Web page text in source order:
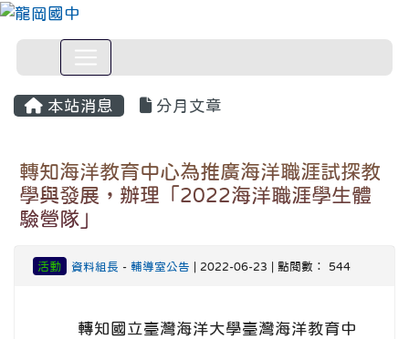
本站消息 分月文章
轉知海洋教育中心為推廣海洋職涯試探教
學與發展，辦理「2022海洋職涯學生體
驗營隊」
活動 資料組長 - 輔導室公告 | 2022-06-23 | 點閱數： 544
轉知國立臺灣海洋大學臺灣海洋教育中